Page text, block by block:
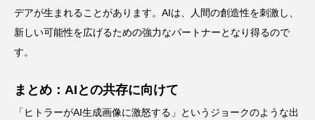
デアが生まれることがあります。AIは、人間の創造性を刺激し、
新しい可能性を広げるための強力なパートナーとなり得るので
す。
まとめ：AIとの共存に向けて
「ヒトラーがAI生成画像に激怒する」というジョークのような出